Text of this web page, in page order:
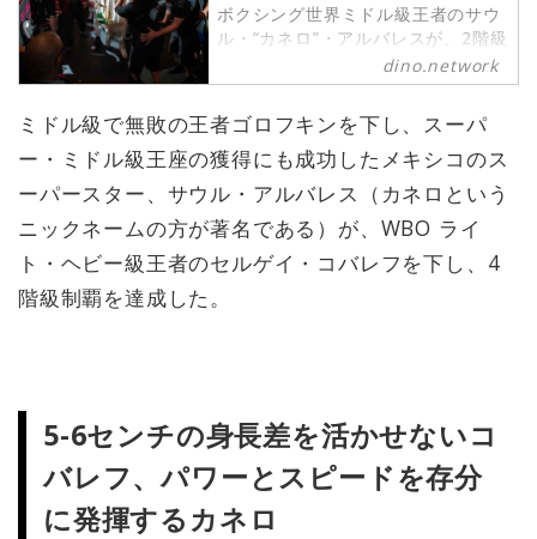
ボクシング世界ミドル級王者のサウ
ル・“カネロ”・アルバレスが、2階級
重い（別の言い方をすると最重量ク
ラスであるヘビー級、クルーザー級
る）ライト・ヘビー級王者のセルゲ
イ・コバレフに挑戦する。対戦は
2019年11月2日（日本時間3日）。
ミドル級では無敵と思われる強さを
誇るカネロだが、全盛期は過ぎてい
るとはいえ、いまだその強打者ぶり
をみせるうえにナチュラルボーンの
dino.network
ミドル級で無敗の王者ゴロフキンを下し、スーパ
ー・ミドル級王座の獲得にも成功したメキシコのス
ーパースター、サウル・アルバレス（カネロという
ニックネームの方が著名である）が、WBO ライ
ト・ヘビー級王者のセルゲイ・コバレフを下し、4
階級制覇を達成した。
5-6センチの身長差を活かせないコ
バレフ、パワーとスピードを存分
に発揮するカネロ